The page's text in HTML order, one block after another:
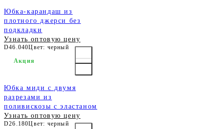
Юбка-карандаш из
плотного джерси без
подкладки
Узнать оптовую цену
D46.040Цвет: черный
Юбка миди с двумя
разрезами из
поливискозы с эластаном
Узнать оптовую цену
D26.180Цвет: черный
Акция